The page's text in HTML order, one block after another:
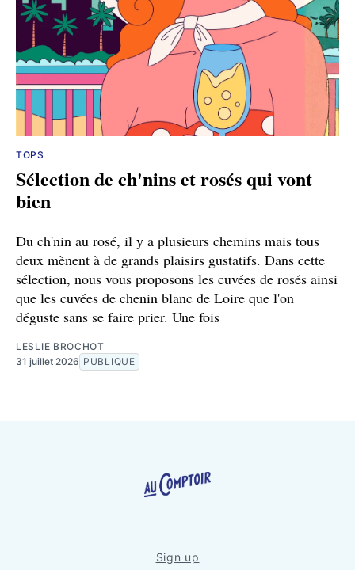
TOPS
Sélection de ch'nins et rosés qui vont
bien
Du ch'nin au rosé, il y a plusieurs chemins mais tous
deux mènent à de grands plaisirs gustatifs. Dans cette
sélection, nous vous proposons les cuvées de rosés ainsi
que les cuvées de chenin blanc de Loire que l'on
déguste sans se faire prier. Une fois
LESLIE BROCHOT
31 juillet 2026 PUBLIQUE
Sign up